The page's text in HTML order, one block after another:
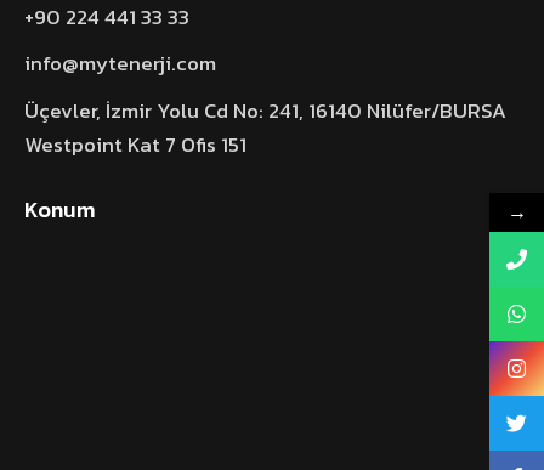
+90 224 441 33 33
info@mytenerji.com
Üçevler, İzmir Yolu Cd No: 241, 16140 Nilüfer/BURSA
Westpoint Kat 7 Ofis 151
Konum →